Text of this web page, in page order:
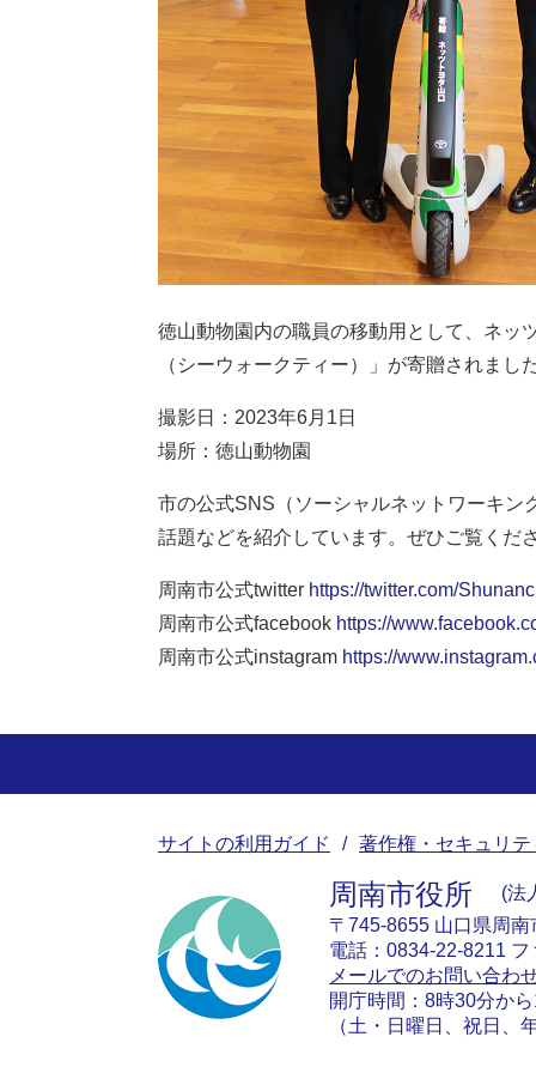
徳山動物園内の職員の移動用として、ネッ
（シーウォークティー）」が寄贈されまし
撮影日：2023年6月1日
場所：徳山動物園
市の公式SNS（ソーシャルネットワーキン
話題などを紹介しています。ぜひご覧くだ
周南市公式twitter https://twitter.com/
周南市公式facebook https://
周南市公式instagram https://
サイトの利用ガイド 著作権・セキュリ
周南市役所
法
〒745-8655 山口県周南
電話：0834-22-8211
メールでのお問い合わ
開庁時間：8時30分か
（土・日曜日、祝日、